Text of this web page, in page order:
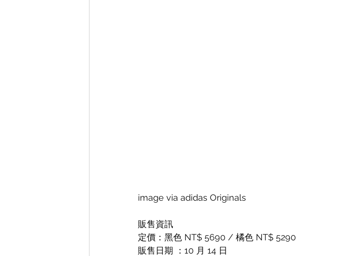
image via adidas Originals
販售資訊
定價：黑色 NT$ 5690 / 橘色 NT$ 5290
販售日期 ：10 月 14 日